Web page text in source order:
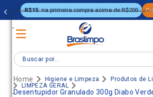
.
.
R$15 na primeira compra acima de R$200
Buscar por...
Higiene e Limpeza
Produtos de
LIMPEZA GERAL
Desentupidor Granulado 300g Diabo